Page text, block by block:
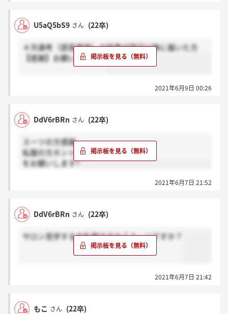
U5aQ5bS9 さん (22卒)
４次選考（部長面接）の結果が翌日以降に届いた方
【感謝】お願いします！
2021年6月9日 00:26
DdV6rBRn さん (22卒)
スーツの方感謝
私服の方ホント？
をお願いします?
2021年6月7日 21:52
DdV6rBRn さん (22卒)
サロン見学する方私服ですか？スーツですか？
2021年6月7日 21:42
もこ さん (22卒)